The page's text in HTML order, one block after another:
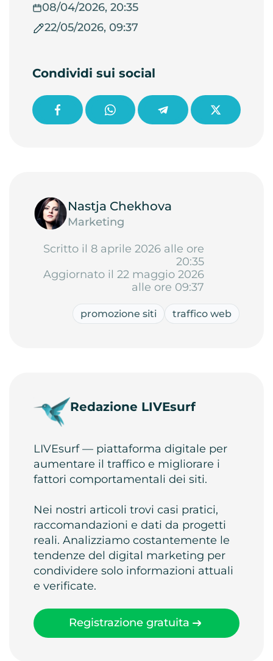
08/04/2026, 20:35
22/05/2026, 09:37
Condividi sui social
Nastja Chekhova
Marketing
Scritto il 8 aprile 2026 alle ore
20:35
Aggiornato il 22 maggio 2026
alle ore 09:37
promozione siti traffico web
Redazione LIVEsurf
LIVEsurf — piattaforma digitale per
aumentare il traffico e migliorare i
fattori comportamentali dei siti.
Nei nostri articoli trovi casi pratici,
raccomandazioni e dati da progetti
reali. Analizziamo costantemente le
tendenze del digital marketing per
condividere solo informazioni attuali
e verificate.
Registrazione gratuita